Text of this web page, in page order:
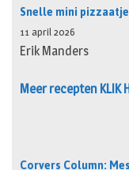
Snelle mini
11 april 2026
Erik Manders
Meer recepten KLIK
Corvers Column: